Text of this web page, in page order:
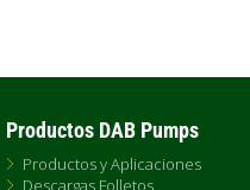
Productos DAB Pumps
Productos y Aplicaciones
Descargas Folletos